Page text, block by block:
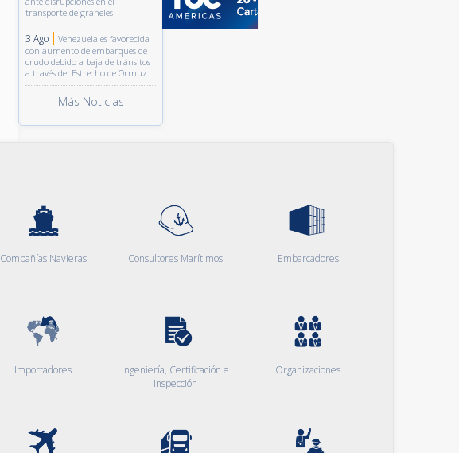
transporte de graneles
3 Ago
Venezuela es favorecida
con aumento de embarques de
crudo debido a baja de tránsitos
a través del Estrecho de Ormuz
Más Noticias
Compañías Navieras Consultores Marítimos Embarcadores
Importadores
Ingeniería, Certificación e
Inspección
Organizaciones